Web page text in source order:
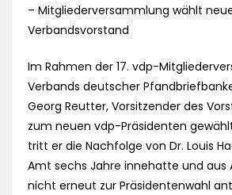
– Mitgliederversammlung wählt
Verbandsvorstand
Im Rahmen der 17. vdp-
Verbands deutscher
Georg Reutter, Vorsitzender des
zum neuen vdp-Präsidenten
tritt er die Nachfolge von Dr. Louis
Amt sechs Jahre innehatte und aus
nicht erneut zur Präsidentenwahl